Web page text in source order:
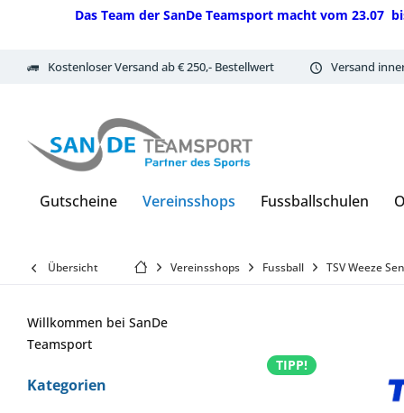
Das Team der SanDe Teamsport macht vom 23.07
Kostenloser Versand ab € 250,- Bestellwert Versand
Gutscheine Vereinsshops Fussballschulen
Übersicht Vereinsshops Fussball TSV Weeze
Willkommen bei SanDe
Teamsport
Kategorien
TIPP!